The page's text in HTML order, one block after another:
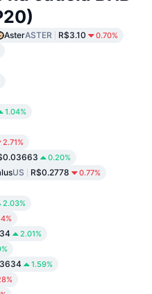
AsterASTER R$3.10 0.70%
1.04%
2.71%
0.20%
US R$0.2778 0.77%
2.03%
2.01%
1.59%